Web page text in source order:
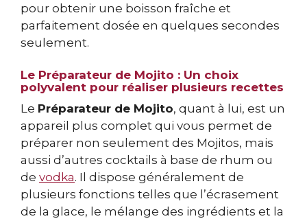
pour obtenir une boisson fraîche et
parfaitement dosée en quelques secondes
seulement.
Le Préparateur de Mojito : Un choix
polyvalent pour réaliser plusieurs recettes
Le Préparateur de Mojito, quant à lui, est un
appareil plus complet qui vous permet de
préparer non seulement des Mojitos, mais
aussi d’autres cocktails à base de rhum ou
de vodka. Il dispose généralement de
plusieurs fonctions telles que l’écrasement
de la glace, le mélange des ingrédients et la